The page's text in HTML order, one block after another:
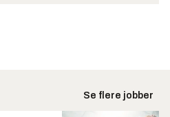
Se flere jobber